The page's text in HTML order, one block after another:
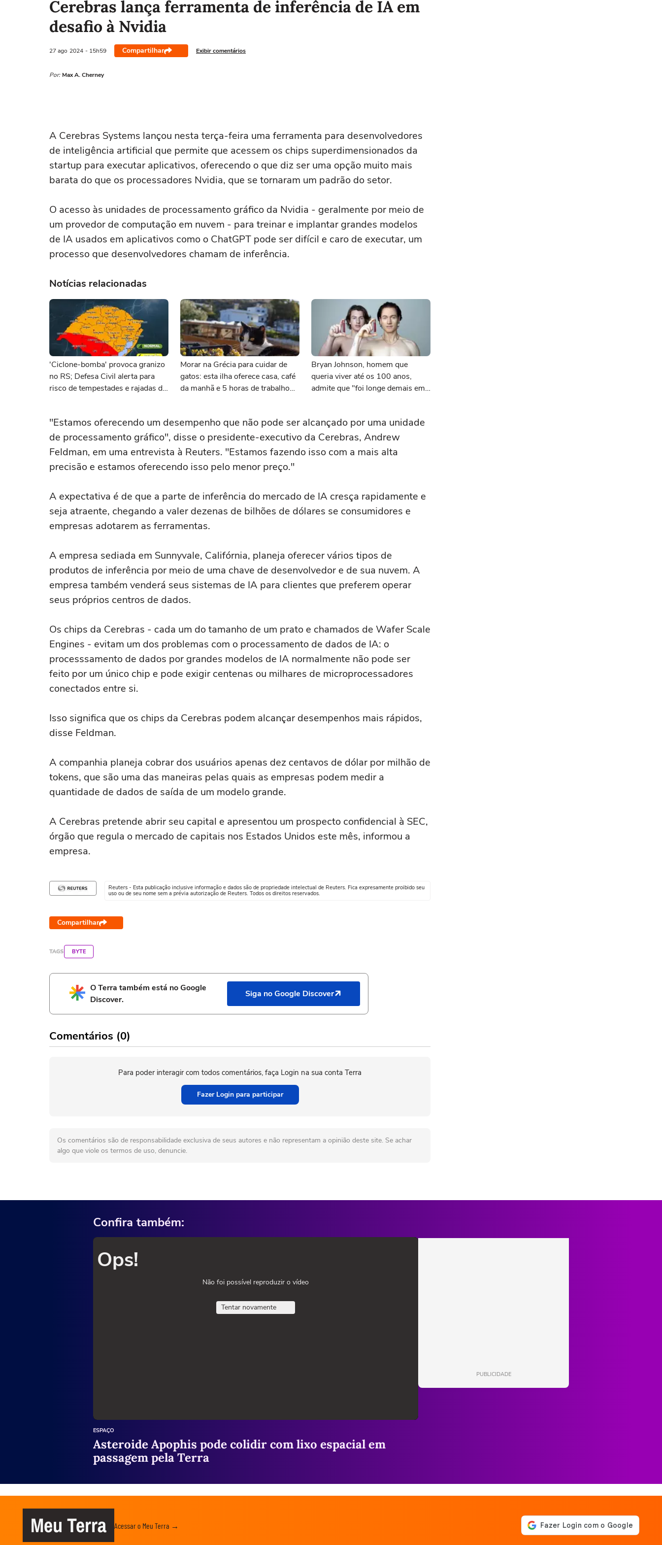
Cerebras lança ferramenta de inferência de IA em
desafio à Nvidia
27 ago 2024 - 15h59 Compartilhar Exibir comentários
Por: Max A. Cherney
A Cerebras Systems lançou nesta terça-feira uma ferramenta para desenvolvedores
de inteligência artificial que permite que acessem os chips superdimensionados da
startup para executar aplicativos, oferecendo o que diz ser uma opção muito mais
barata do que os processadores Nvidia, que se tornaram um padrão do setor.
O acesso às unidades de processamento gráfico da Nvidia - geralmente por meio de
um provedor de computação em nuvem - para treinar e implantar grandes modelos
de IA usados em aplicativos como o ChatGPT pode ser difícil e caro de executar, um
processo que desenvolvedores chamam de inferência.
Notícias relacionadas
'Ciclone-bomba' provoca granizo
no RS; Defesa Civil alerta para
risco de tempestades e rajadas de
Morar na Grécia para cuidar de
gatos: esta ilha oferece casa, café
da manhã e 5 horas de trabalho
Bryan Johnson, homem que
queria viver até os 100 anos,
admite que "foi longe demais em
"Estamos oferecendo um desempenho que não pode ser alcançado por uma unidade
de processamento gráfico", disse o presidente-executivo da Cerebras, Andrew
Feldman, em uma entrevista à Reuters. "Estamos fazendo isso com a mais alta
precisão e estamos oferecendo isso pelo menor preço."
A expectativa é de que a parte de inferência do mercado de IA cresça rapidamente e
seja atraente, chegando a valer dezenas de bilhões de dólares se consumidores e
empresas adotarem as ferramentas.
A empresa sediada em Sunnyvale, Califórnia, planeja oferecer vários tipos de
produtos de inferência por meio de uma chave de desenvolvedor e de sua nuvem. A
empresa também venderá seus sistemas de IA para clientes que preferem operar
seus próprios centros de dados.
Os chips da Cerebras - cada um do tamanho de um prato e chamados de Wafer Scale
Engines - evitam um dos problemas com o processamento de dados de IA: o
processsamento de dados por grandes modelos de IA normalmente não pode ser
feito por um único chip e pode exigir centenas ou milhares de microprocessadores
conectados entre si.
Isso significa que os chips da Cerebras podem alcançar desempenhos mais rápidos,
disse Feldman.
A companhia planeja cobrar dos usuários apenas dez centavos de dólar por milhão de
tokens, que são uma das maneiras pelas quais as empresas podem medir a
quantidade de dados de saída de um modelo grande.
A Cerebras pretende abrir seu capital e apresentou um prospecto confidencial à SEC,
órgão que regula o mercado de capitais nos Estados Unidos este mês, informou a
empresa.
Reuters - Esta publicação inclusive informação e dados são de propriedade intelectual de Reuters. Fica expresamente proibido seu
uso ou de seu nome sem a prévia autorização de Reuters. Todos os direitos reservados.
Compartilhar
TAGS BYTE
O Terra também está no Google
Discover.
Siga no Google Discover
Comentários (0)
Para poder interagir com todos comentários, faça Login na sua conta Terra
Fazer Login para participar
Os comentários são de responsabilidade exclusiva de seus autores e não representam a opinião deste site. Se achar
algo que viole os termos de uso, denuncie.
Confira também:
Ops!
Não foi possível reproduzir o vídeo
Tentar novamente
ESPAÇO
Asteroide Apophis pode colidir com lixo espacial em
passagem pela Terra
PUBLICIDADE
Meu Terra Acessar o Meu Terra →